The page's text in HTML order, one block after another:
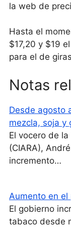
la web de
Hasta el
$17,20 y $19
para el de
Notas
Desde agosto
mezcla, soja y
El vocero de
(CIARA),
incremento…
Aumento en el
El gobierno
tabaco desde